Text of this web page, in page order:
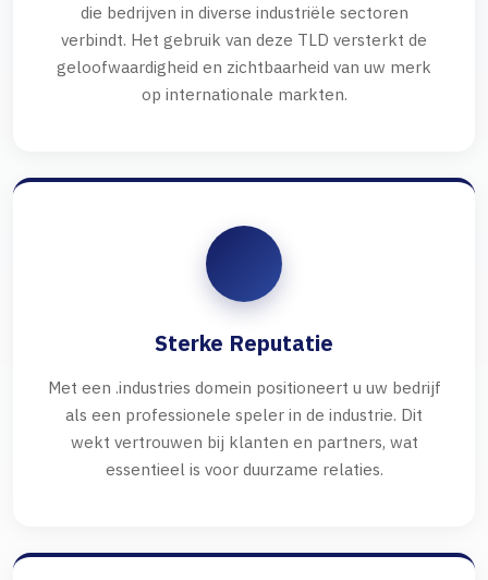
die bedrijven in diverse industriële sectoren
verbindt. Het gebruik van deze TLD versterkt de
geloofwaardigheid en zichtbaarheid van uw merk
op internationale markten.
Sterke Reputatie
Met een .industries domein positioneert u uw bedrijf
als een professionele speler in de industrie. Dit
wekt vertrouwen bij klanten en partners, wat
essentieel is voor duurzame relaties.